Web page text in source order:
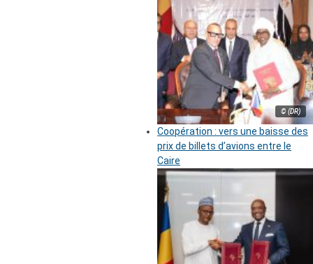
© (DR)
Coopération : vers une baisse des
prix de billets d’avions entre le
Caire